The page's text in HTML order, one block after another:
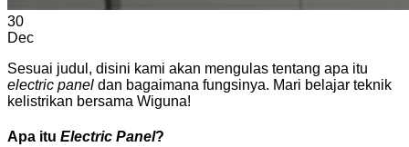
30
Dec
Sesuai judul, disini kami akan mengulas tentang apa itu
electric panel dan bagaimana fungsinya. Mari belajar teknik
kelistrikan bersama Wiguna!
Apa itu Electric Panel?